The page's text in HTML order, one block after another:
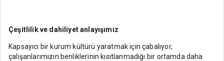
Çeşitlilik ve dahiliyet anlayışımız
Kapsayıcı bir kurum kültürü yaratmak için çabalıyor,
çalışanlarımızın benliklerinin kısıtlanmadığı bir ortamda daha